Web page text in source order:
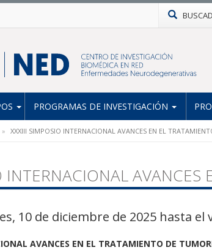
PROGRAMAS DE INVESTIGACIÓN
XXXIII SIMPOSIO INTERNACIONAL AVANCES EN EL
INTERNACIONAL
10 de diciembre de 2025 hasta
AVANCES EN EL TRATAMIENTO DE